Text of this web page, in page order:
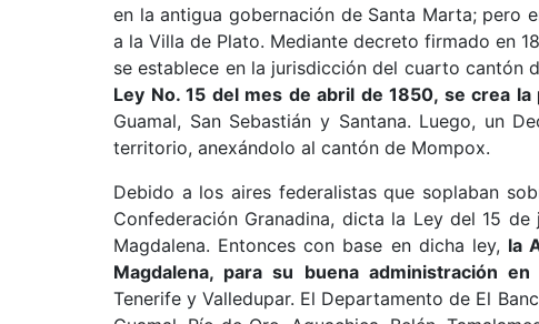
en la antigua gobernación de Santa Marta; pero
a la Villa de Plato. Mediante decreto firmado en
se establece en la jurisdicción del cuarto cantón
Ley No. 15 del mes de abril de 1850, se crea la
Guamal, San Sebastián y Santana. Luego, un
territorio, anexándolo al cantón de Mompox.
Debido a los aires federalistas que soplaban
Confederación Granadina, dicta la Ley del 15
Magdalena. Entonces con base en dicha ley, la
Magdalena, para su buena administración
Tenerife y Valledupar. El Departamento de El